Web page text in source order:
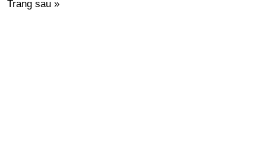
Trang sau »